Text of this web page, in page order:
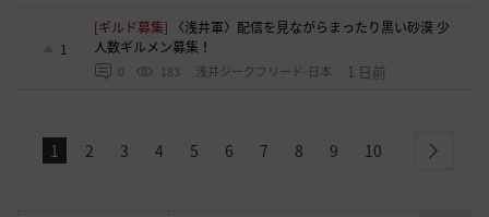
1
[ギルド募集]
〈浅井軍〉配信を見ながらまったり黒い砂漠 少
人数ギルメン募集！
0 183 浅井ジークフリード-日本 1 日前
1 2 3 4 5 6 7 8 9 10 next